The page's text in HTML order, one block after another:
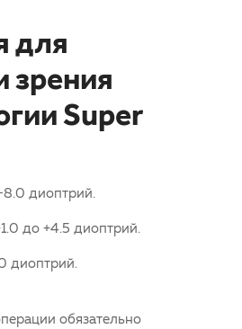
для
зрения
Super
диоптрий.
до +4.5 диоптрий.
диоптрий.
обязательно